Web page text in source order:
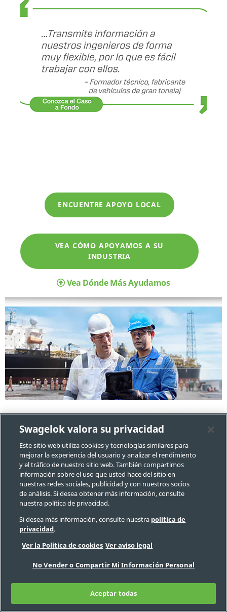
ENCUENTRE APOYO LOCAL
VEA CÓMO APOYAMOS A SU
INDUSTRIA
Vea Dónde Más Ayudamos
Su Socio desde la
Construcción hasta la
Operación Rentable
Tanto si está construyendo
un nuevo buque para la
exploración de petróleo y
gas en alta mar como si está
pensando en cómo
maximizar el tiempo productivo de un buque existente en
el mar entre las paradas en dique seco, podemos
ayudarle. Además de ofrecer acceso rápido y cómodo a
componentes y ensamblajes para sistemas de fluidos de
de uso en proyectos upstream, tenemos a su disposición
un conjunto completo de servicios de ingeniería diseñados
Swagelok valora su privacidad
Este sitio web utiliza cookies y tecnologías similares para
mejorar la experiencia del usuario y analizar el rendimiento
y el tráfico de nuestro sitio web. También compartimos
información sobre el uso que usted hace del sitio en
nuestras redes sociales, publicidad y con nuestros socios
de análisis. Si desea obtener más información, consulte
nuestra política de privacidad.
Si desea más información, consulte nuestra política de
privacidad.
Ver la Política de cookies Ver aviso legal
No Vender o Compartir Mi Información Personal
Aceptar todas